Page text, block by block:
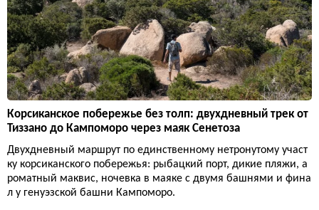
Корсиканское побережье без толп: двухдневный трек от
Тиззано до Кампоморо через маяк Сенетоза
Двухдневный маршрут по единственному нетронутому участ
ку корсиканского побережья: рыбацкий порт, дикие пляжи, а
роматный маквис, ночевка в маяке с двумя башнями и фина
л у генуэзской башни Кампоморо.